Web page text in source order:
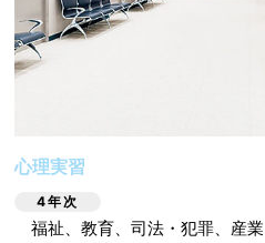
心理実習
4年次
福祉、教育、司法・犯罪、産